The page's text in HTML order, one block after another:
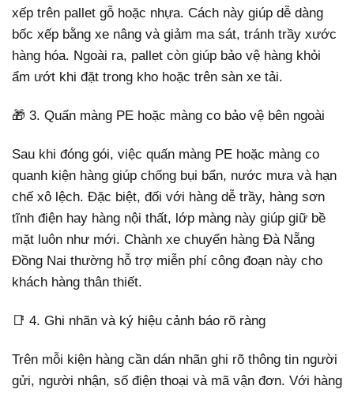
xếp trên pallet gỗ hoặc nhựa. Cách này giúp dễ dàng
bốc xếp bằng xe nâng và giảm ma sát, tránh trầy xước
hàng hóa. Ngoài ra, pallet còn giúp bảo vệ hàng khỏi
ẩm ướt khi đặt trong kho hoặc trên sàn xe tải.
🎁 3. Quấn màng PE hoặc màng co bảo vệ bên ngoài
Sau khi đóng gói, việc quấn màng PE hoặc màng co
quanh kiện hàng giúp chống bụi bẩn, nước mưa và hạn
chế xô lệch. Đặc biệt, đối với hàng dễ trầy, hàng sơn
tĩnh điện hay hàng nội thất, lớp màng này giúp giữ bề
mặt luôn như mới. Chành xe chuyển hàng Đà Nẵng
Đồng Nai thường hỗ trợ miễn phí công đoạn này cho
khách hàng thân thiết.
📑 4. Ghi nhãn và ký hiệu cảnh báo rõ ràng
Trên mỗi kiện hàng cần dán nhãn ghi rõ thông tin người
gửi, người nhận, số điện thoại và mã vận đơn. Với hàng